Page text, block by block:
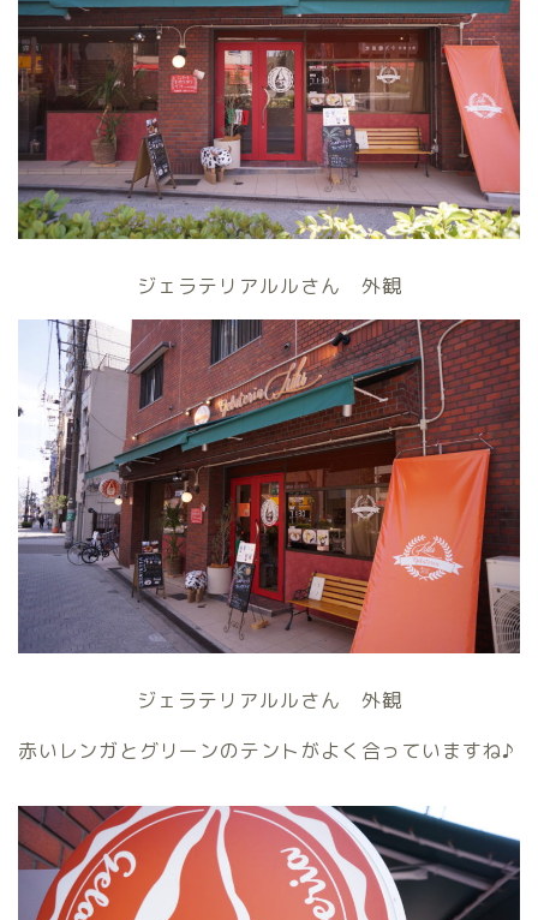
ジェラテリアルルさん 外観
ジェラテリアルルさん 外観
赤いレンガとグリーンのテントがよく合っていますね♪